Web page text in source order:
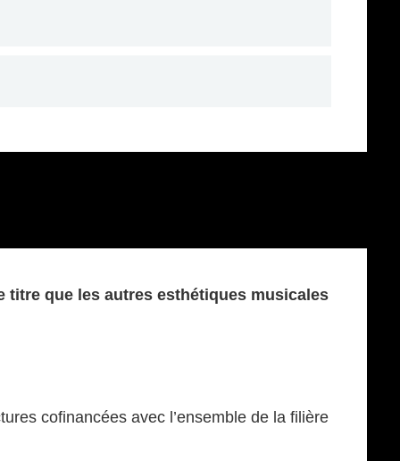
titre que les autres esthétiques musicales
cofinancées avec l’ensemble de la filière